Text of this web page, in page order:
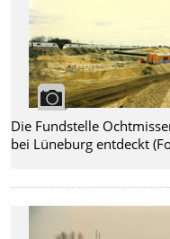
Die Fundstelle
bei Lüneburg entdeckt